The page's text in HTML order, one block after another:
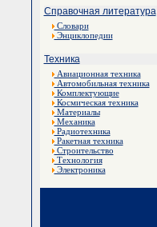
Справочная литература
Словари
Энциклопедии
Техника
Авиационная техника
Автомобильная техника
Комплектующие
Космическая техника
Материалы
Механика
Радиотехника
Ракетная техника
Строительство
Технология
Электроника